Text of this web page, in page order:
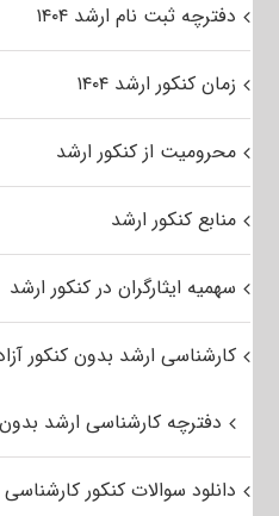
دفترچه ثبت نام ارشد ۱۴۰۴
زمان کنکور ارشد ۱۴۰۴
محرومیت از کنکور ارشد
منابع کنکور ارشد
سهمیه ایثارگران در کنکور ارشد
کارشناسی ارشد بدون کنکور
دفترچه کارشناسی ارشد
دانلود سوالات کنکور